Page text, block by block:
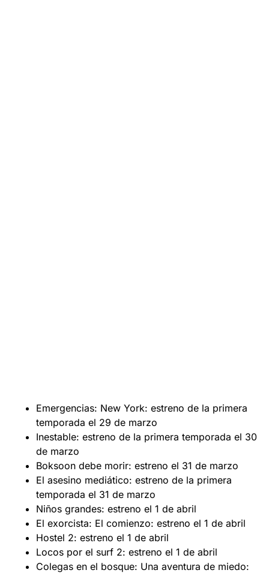
Emergencias: New York: estreno de la primera
temporada el 29 de marzo
Inestable: estreno de la primera temporada el 30
de marzo
Boksoon debe morir: estreno el 31 de marzo
El asesino mediático: estreno de la primera
temporada el 31 de marzo
Niños grandes: estreno el 1 de abril
El exorcista: El comienzo: estreno el 1 de abril
Hostel 2: estreno el 1 de abril
Locos por el surf 2: estreno el 1 de abril
Colegas en el bosque: Una aventura de miedo: